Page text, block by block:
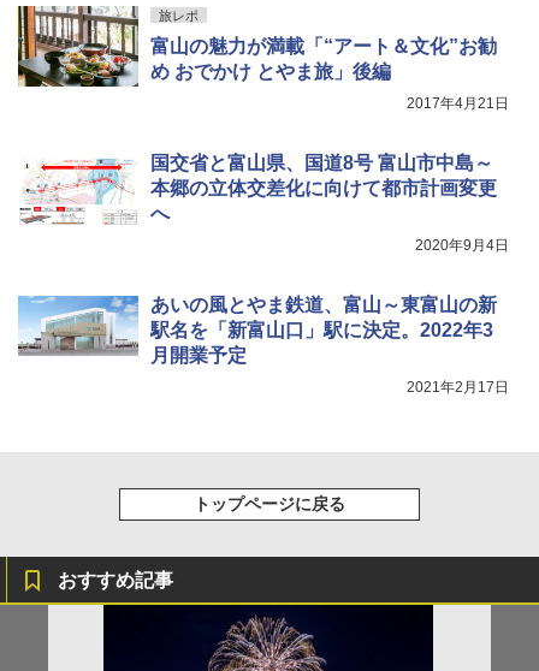
[キャンパーズコレクション 山善] 傘みたいに
広げるだけ パッとサッとテント キューブワ
イド ブラックコーティング フルクローズ メ
￥-
ポインターライト 強力 小型 緑色/赤色/青紫色
USB充電式 高精度 超長距離照射 長時間使用
可能 安全ロック付き 高安全性 金属製耐久 コ
ア/オフィス/教育現場/展示会用 緑
￥1,180
旅レポ
富山の魅力が満載「“アート＆文化”お勧
め おでかけ とやま旅」後編
2017年4月21日
国交省と富山県、国道8号 富山市中島～
本郷の立体交差化に向けて都市計画変更
へ
2020年9月4日
あいの風とやま鉄道、富山～東富山の新
駅名を「新富山口」駅に決定。2022年3
月開業予定
2021年2月17日
トップページに戻る
おすすめ記事